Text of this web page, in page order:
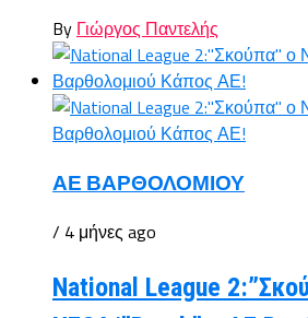
By Γιώργος Παντελής
ΑΕ ΒΑΡΘΟΛΟΜΙΟΥ
/ 4 μήνες ago
National League